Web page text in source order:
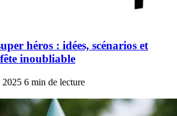
héros : idées, scénarios et
inoubliable
2025 6 min de lecture